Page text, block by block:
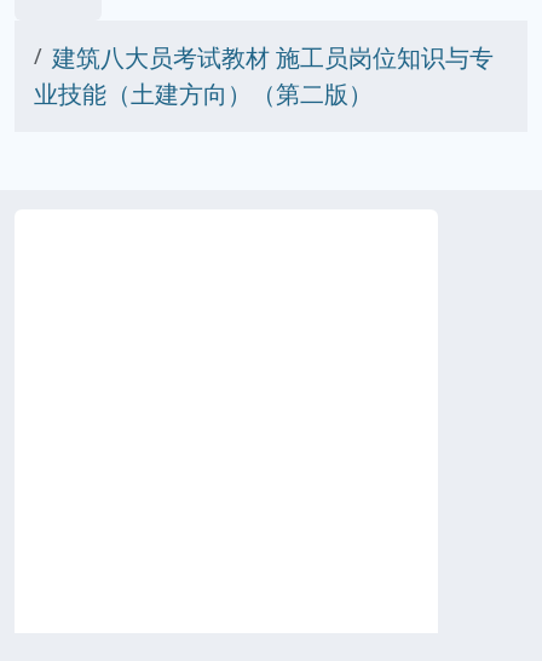
建筑八大员考试教材 施工员岗位知识与专
业技能（土建方向）（第二版）